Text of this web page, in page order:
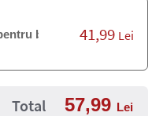
bagaj 41,99 Lei
Total 57,99 Lei